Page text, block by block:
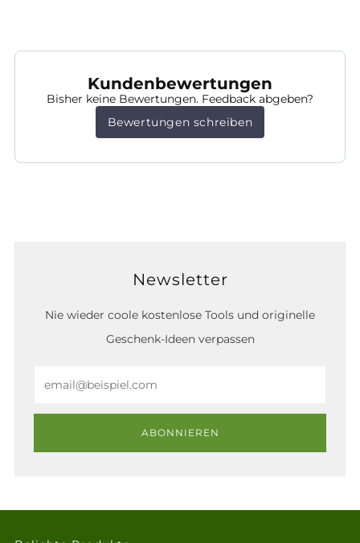
Kundenbewertungen
Bisher keine Bewertungen. Feedback abgeben?
Bewertungen schreiben
Newsletter
Nie wieder coole kostenlose Tools und originelle
Geschenk-Ideen verpassen
ABONNIEREN